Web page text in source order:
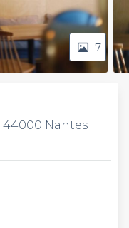
7
44000 Nantes